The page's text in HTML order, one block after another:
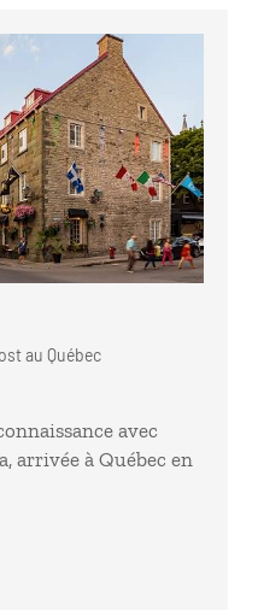
au Québec
avec
arrivée à Québec en